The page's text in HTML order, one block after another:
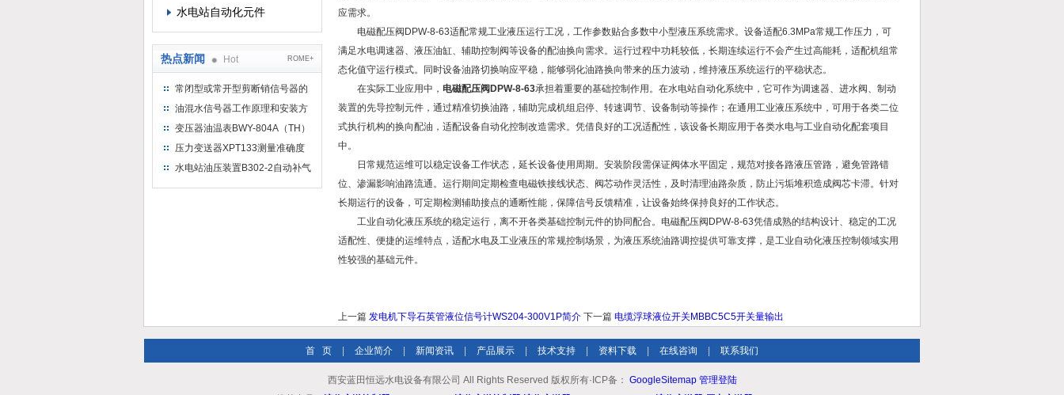
水电站自动化元件
热点新闻 Hot ROME+
常闭型或常开型剪断销信号器的
工作原理
油混水信号器工作原理和安装方
式
变压器油温表BWY-804A（TH）
测量范围
压力变送器XPT133测量准确度
不高是什么原因导致的？
水电站油压装置B302-2自动补气
应需求。
电磁配压阀DPW-8-63适配常规工业液压运行工况，工作参数贴合多数中小型液压系统需求。设备适配6.3MPa常规工作压力，可
满足水电调速器、液压油缸、辅助控制阀等设备的配油换向需求。运行过程中功耗较低，长期连续运行不会产生过高能耗，适配机组常
态化值守运行模式。同时设备油路切换响应平稳，能够弱化油路换向带来的压力波动，维持液压系统运行的平稳状态。
在实际工业应用中， 电磁配压阀DPW-8-63承担着重要的基础控制作用。在水电站自动化系统中，它可作为调速器、进水阀、制动
装置的先导控制元件，通过精准切换油路，辅助完成机组启停、转速调节、设备制动等操作；在通用工业液压系统中，可用于各类二位
式执行机构的换向配油，适配设备自动化控制改造需求。凭借良好的工况适配性，该设备长期应用于各类水电与工业自动化配套项目
中。
日常规范运维可以稳定设备工作状态，延长设备使用周期。安装阶段需保证阀体水平固定，规范对接各路液压管路，避免管路错
位、渗漏影响油路流通。运行期间定期检查电磁铁接线状态、阀芯动作灵活性，及时清理油路杂质，防止污垢堆积造成阀芯卡滞。针对
长期运行的设备，可定期检测辅助接点的通断性能，保障信号反馈精准，让设备始终保持良好的工作状态。
工业自动化液压系统的稳定运行，离不开各类基础控制元件的协同配合。电磁配压阀DPW-8-63凭借成熟的结构设计、稳定的工况
适配性、便捷的运维特点，适配水电及工业液压的常规控制场景，为液压系统油路调控提供可靠支撑，是工业自动化液压控制领域实用
性较强的基础元件。
上一篇 发电机下导石英管液位信号计WS204-300V1P简介 下一篇 电缆浮球液位开关MBBC5C5开关量输出
首 页 企业简介 新闻资讯 产品展示 技术支持 资料下载 在线咨询 联系我们
西安蓝田恒远水电设备有限公司 All Rights Reserved 版权所有·ICP备： GoogleSitemap 管理登陆